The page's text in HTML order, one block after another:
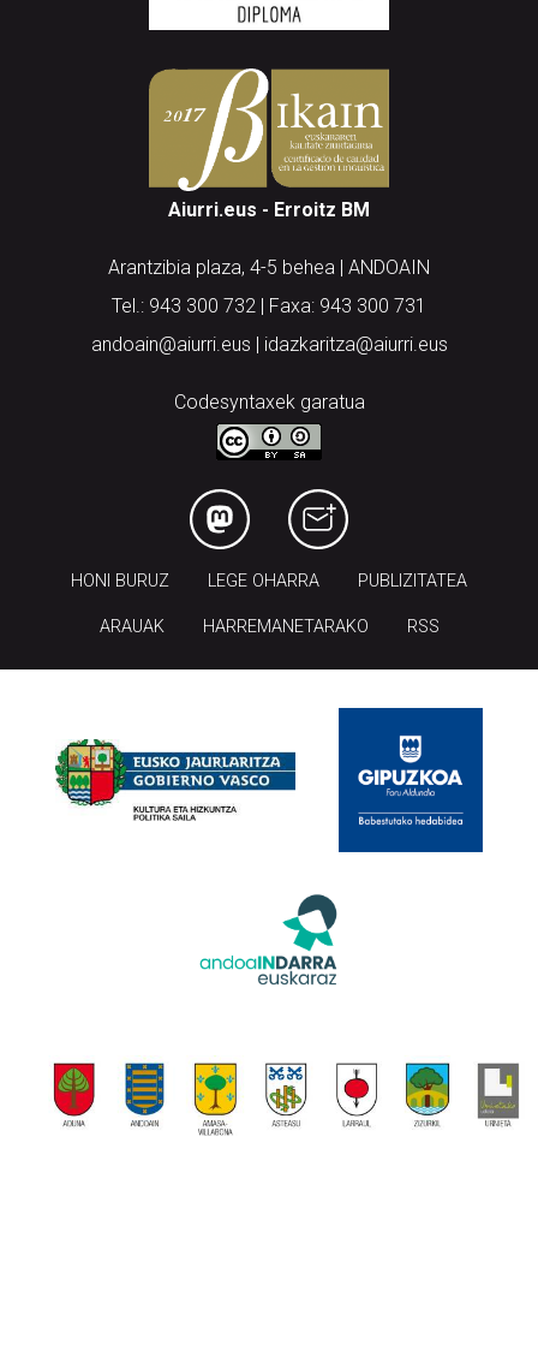
Aiurri.eus - Erroitz BM
Arantzibia plaza, 4-5 behea | ANDOAIN
Tel.: 943 300 732 | Faxa: 943 300 731
andoain@aiurri.eus | idazkaritza@aiurri.eus
Codesyntaxek garatua
HONI BURUZ LEGE OHARRA PUBLIZITATEA
ARAUAK HARREMANETARAKO RSS